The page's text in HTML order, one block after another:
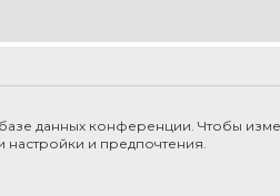
данных конференции. Чтобы
настройки и предпочтения.